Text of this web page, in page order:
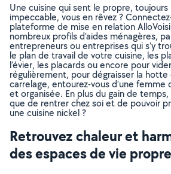
Une cuisine qui sent le propre,
impeccable, vous en rêvez ?
plateforme de mise en relation
nombreux profils d’aides ménagères,
entrepreneurs ou entreprises qui s’y
le plan de travail de votre cuisine, les
l’évier, les placards ou encore pour
régulièrement, pour dégraisser la
carrelage, entourez-vous d’une
et organisée. En plus du gain de
que de rentrer chez soi et de pouvoir
une cuisine nickel ?
Retrouvez chaleur et
des espaces de vie